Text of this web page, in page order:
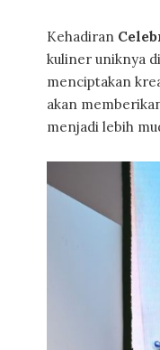
Kehadiran
kuliner uniknya
menciptakan
akan
menjadi lebih